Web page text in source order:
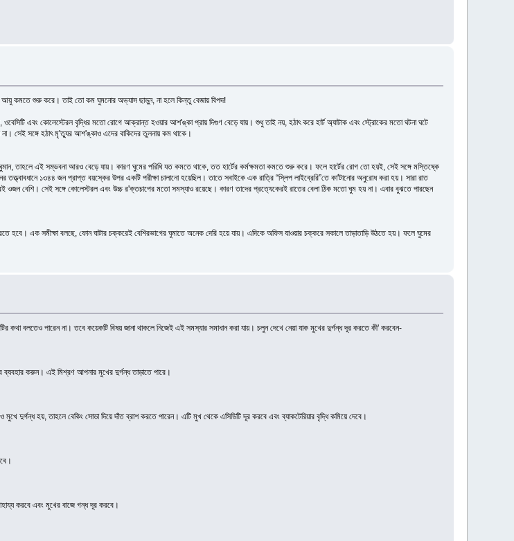
আয়ু কমতে শুরু করে। তাই তো কম ঘুমনোর অভ্যাস ছাড়ুন, না হলে কিন্তু বেজায় বিপদ!
এবং কোলেস্টেরল বৃদ্ধির মতো রোগে আক্রান্ত হওয়ার আশ'ঙ্কা প্রায় দিগুণ বেড়ে যায়। শুধু তাই নয়, হঠাৎ করে হার্ট অ্যাটাক এবং স্ট্রোকের মতো ঘটনা ঘটে
না। সেই সঙ্গে হঠাৎ মৃ'ত্যুর আশ'ঙ্কাও এদের বাকিদের তুলনায় কম থাকে।
তাহলে এই সম্ভবনা আরও বেড়ে যায়। কারণ ঘুমের পরিধি যত কমতে থাকে, তত হার্টের কর্মক্ষমতা কমতে শুরু করে। ফলে হার্টের রোগ তো হয়ই, সেই সঙ্গে মস্তিষ্কে
১৩৪৪ জন প্রাপ্ত বয়স্কের উপর একটি পরীক্ষা চালানো হয়েছিল। তাতে সবাইকে এক রাত্রি “স্লিপ লাইব্রেরি”তে কা'টানোর অনুরোধ করা হয়। সারা রাত
ওজন বেশি। সেই সঙ্গে কোলেস্টরল এবং উচ্চ র'ক্তচাপের মতো সমস্যাও রয়েছে। কারণ তাদের প্রত্যেকেরই রাতের বেলা ঠিক মতো ঘুম হয় না। এবার বুঝতে পারছেন
হবে। এক সমীক্ষা বলছে, ফোন ঘাটার চক্করেই বেশিরভাগের ঘুমাতে অনেক দেরি হয়ে যায়। এদিকে অফিস যাওয়ার চক্করে সকালে তাড়াতাড়ি উঠতে হয়। ফলে ঘুমের
বলতেও পারেন না। তবে কয়েকটি বিষয় জানা থাকলে নিজেই এই সমস্যার সমাধান করা যায়। চলুন দেখে নেয়া যাক মুখের দুর্গন্ধ দূর করতে কী' করবেন-
ব্যবহার করুন। এই মিশ্রণ আপনার মুখের দুর্গন্ধ তাড়াতে পারে।
দুর্গন্ধ হয়, তাহলে বেকিং সোডা দিয়ে দাঁত ব্রাশ করতে পারেন। এটি মুখ থেকে এসিডিটি দূর করবে এবং ব্যাকটেরিয়ার বৃদ্ধি কমিয়ে দেবে।
করবে এবং মুখের বাজে গন্ধ দূর করবে।